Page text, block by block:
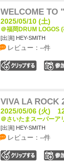
WELCOME TO
2025/05/10 (土)
＠福岡DRUM LOGOS
[出演] HEY-SMITH
レビュー：--件
VIVA LA ROCK
2025/05/06 (火)
＠さいたまスーパーア
[出演] HEY-SMITH
レビュー：--件